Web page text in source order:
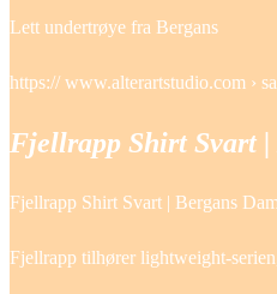
Lett undertrøye fra Bergans
https:// www.alterartstudio.com ›
Fjellrapp Shirt Svart
Fjellrapp Shirt Svart | Bergans
Fjellrapp tilhører lightweight-